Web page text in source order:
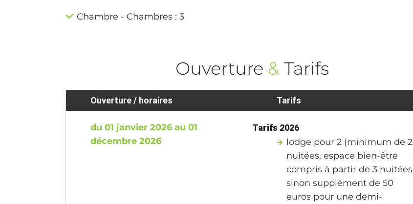
Chambre - Chambres : 3
Ouverture & Tarifs
Ouverture / horaires
du 01 janvier 2026 au 01
décembre 2026
Tarifs
Tarifs 2026
lodge pour 2 (minimum de 2
nuitées, espace bien-être
compris à partir de 3 nuitées
sinon supplément de 50
euros pour une demi-